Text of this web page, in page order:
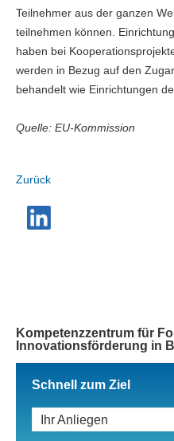
Teilnehmer aus der ganzen
teilnehmen können.
haben bei
werden in Bezug auf den
behandelt wie Einrichtungen
Quelle: EU-Kommission
Zurück
Kompetenzzentrum für
Innovationsförderung in
Schnell zum Ziel
Ihr Anliegen